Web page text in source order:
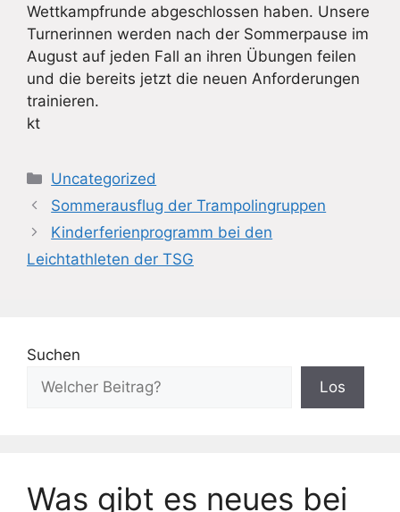
Wettkampfrunde abgeschlossen haben. Unsere
Turnerinnen werden nach der Sommerpause im
August auf jeden Fall an ihren Übungen feilen
und die bereits jetzt die neuen Anforderungen
trainieren.
kt
Kategorien
Uncategorized
Sommerausflug der Trampolingruppen
Kinderferienprogramm bei den
Leichtathleten der TSG
Suchen
Los
Was gibt es neues bei